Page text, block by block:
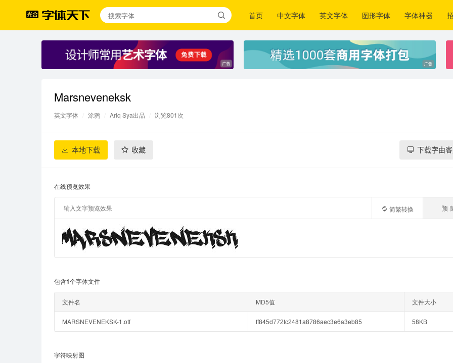
首页 中文字体 英文字体 图形字体 字体神器
Marsneveneksk
英文字体 涂鸦 Ariq Sya出品 浏览801次
本地下载 收藏 下载字由
在线预览效果
预
简繁转换
包含1个字体文件
文件名 MD5值 文件大小
MARSNEVENEKSK-1.otf ff845d772fc2481a8786aec3e6a3eb85 58KB
字符映射图